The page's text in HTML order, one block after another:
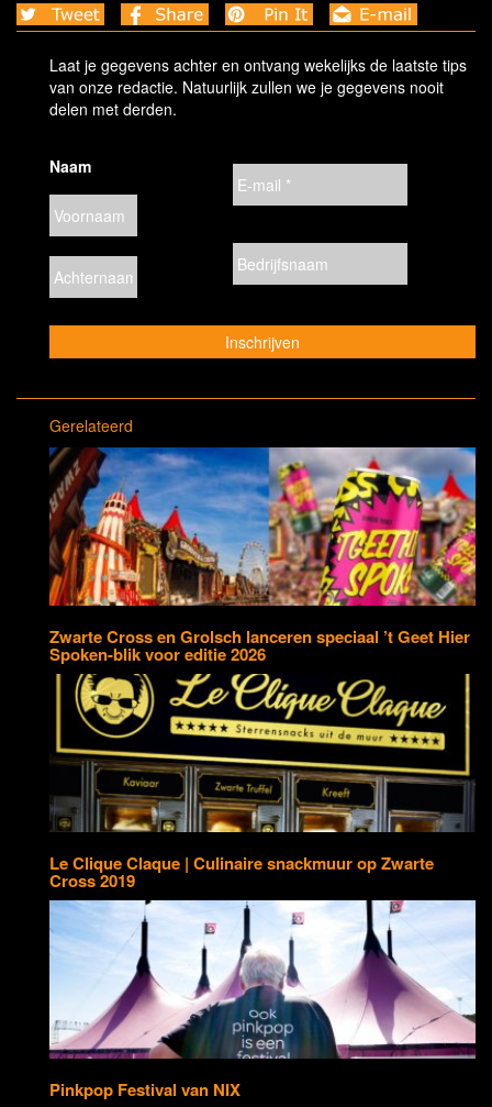
Laat je gegevens achter en ontvang wekelijks de laatste tips
van onze redactie. Natuurlijk zullen we je gegevens nooit
delen met derden.
Naam
Gerelateerd
Zwarte Cross en Grolsch lanceren speciaal ’t Geet Hier
Spoken-blik voor editie 2026
Le Clique Claque | Culinaire snackmuur op Zwarte
Cross 2019
Pinkpop Festival van NIX